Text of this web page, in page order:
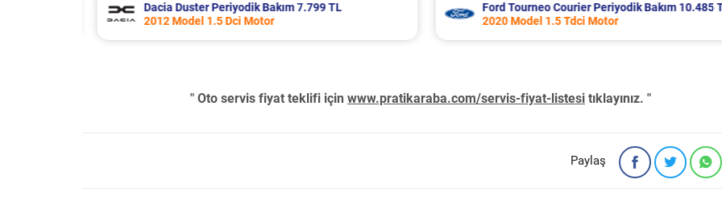
Ford Tourneo Courier Periyodik Bakım 10.485 TL
2020 Model 1.5 Tdci Motor
Kia K2700 Periyodik Bakım 7.295
2009 Model 2.7 Motor
" Oto servis fiyat teklifi için www.pratikaraba.com/servis-fiyat-listesi tıklayınız. "
Paylaş